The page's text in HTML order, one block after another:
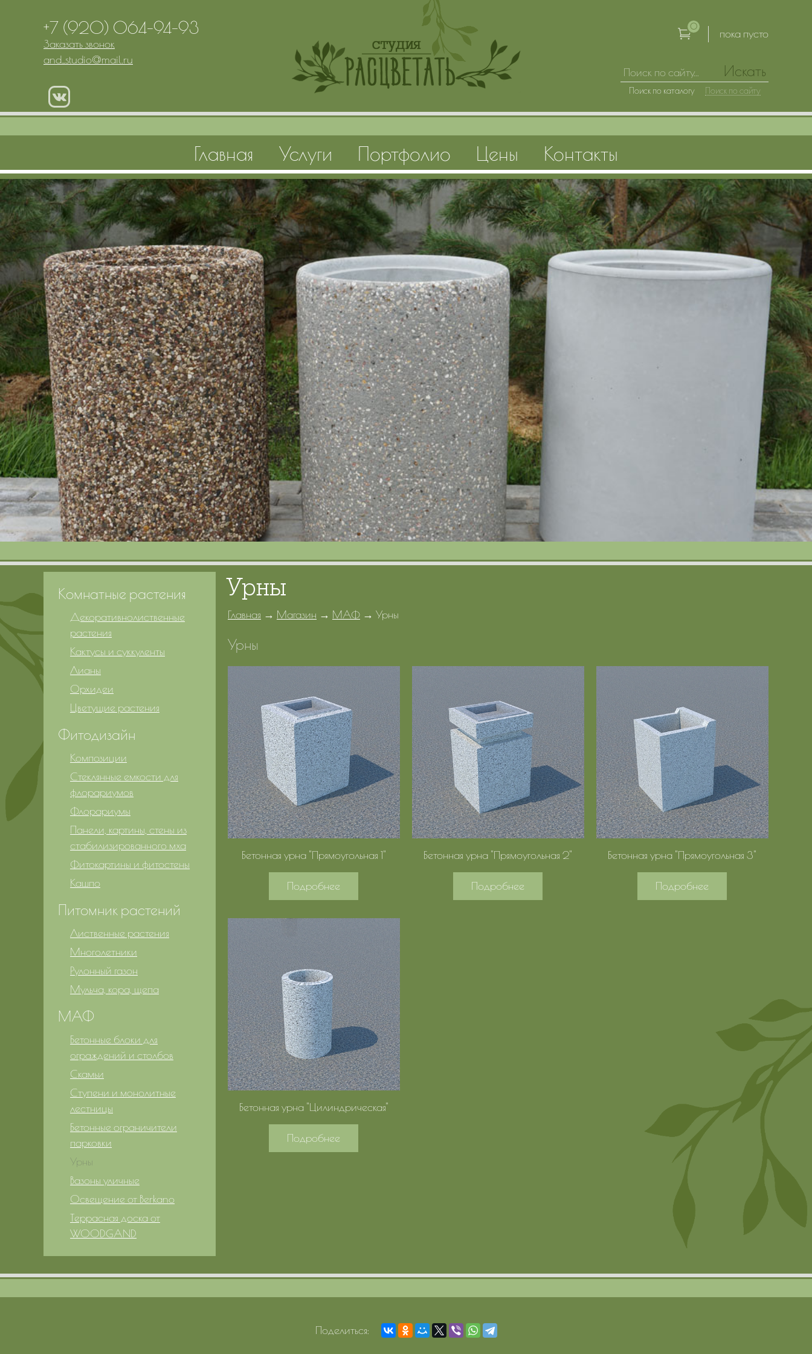
Урны
Главная → Магазин → МАФ → Урны
Урны
Бетонная урна "Прямоугольная 1"
Подробнее
Бетонная урна "Прямоугольная 2"
Подробнее
Бетонная урна "Прямоугольная 3"
Подробнее
Бетонная урна "Цилиндрическая"
Подробнее
Комнатные растения
Декоративнолиственные
растения
Кактусы и суккуленты
Лианы
Орхидеи
Цветущие растения
Фитодизайн
Композиции
Стеклянные емкости для
флорариумов
Флорариумы
Панели, картины, стены из
стабилизированного мха
Фитокартины и фитостены
Кашпо
Питомник растений
Лиственные растения
Многолетники
Рулонный газон
Мульча, кора, щепа
МАФ
Бетонные блоки для
ограждений и столбов
Скамьи
Ступени и монолитные
лестницы
Бетонные ограничители
парковки
Урны
Вазоны уличные
Освещение от Berkano
Террасная доска от
WOODGAND
Поделиться:
+7 (920) 064-94-93
Заказать звонок
and_studio@mail.ru
0
пока пусто
Искать
Поиск по каталогу Поиск по сайту
Главная Услуги Портфолио Цены Контакты